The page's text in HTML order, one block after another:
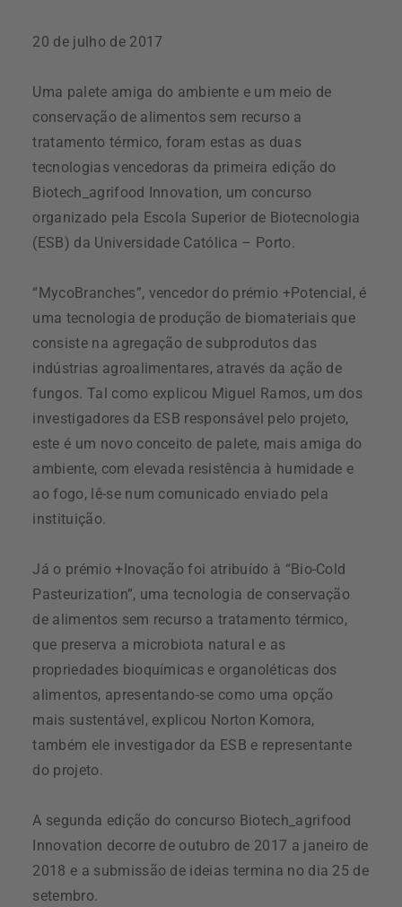
20 de julho de 2017
Uma palete amiga do ambiente e um meio de
conservação de alimentos sem recurso a
tratamento térmico, foram estas as duas
tecnologias vencedoras da primeira edição do
Biotech_agrifood Innovation, um concurso
organizado pela Escola Superior de Biotecnologia
(ESB) da Universidade Católica – Porto.
“MycoBranches”, vencedor do prémio +Potencial, é
uma tecnologia de produção de biomateriais que
consiste na agregação de subprodutos das
indústrias agroalimentares, através da ação de
fungos. Tal como explicou Miguel Ramos, um dos
investigadores da ESB responsável pelo projeto,
este é um novo conceito de palete, mais amiga do
ambiente, com elevada resistência à humidade e
ao fogo, lê-se num comunicado enviado pela
instituição.
Já o prémio +Inovação foi atribuído à “Bio-Cold
Pasteurization”, uma tecnologia de conservação
de alimentos sem recurso a tratamento térmico,
que preserva a microbiota natural e as
propriedades bioquímicas e organoléticas dos
alimentos, apresentando-se como uma opção
mais sustentável, explicou Norton Komora,
também ele investigador da ESB e representante
do projeto.
A segunda edição do concurso Biotech_agrifood
Innovation decorre de outubro de 2017 a janeiro de
2018 e a submissão de ideias termina no dia 25 de
setembro.